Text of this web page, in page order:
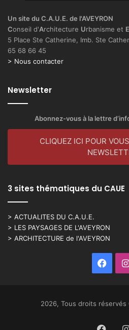
4
0
–
E
6
Un site du C.A.U.E. de l'AVEYRON
Conseil d'Architecture Urbanisme et E
5 Place Ste Catherine, Imb. Ste
65 68 66 45
> Nous contacter
Newsletter
Abonnez-vous à la lettre
CLIQUEZ ICI POUR
3 sites thématiques du CAUE
> ACTUALITES DU C.A.U.E.
> LES PAYSAGES DE L'AVEYRON
> ARCHITECTURE de l'AVEYRON
2026, Tous droits réservés